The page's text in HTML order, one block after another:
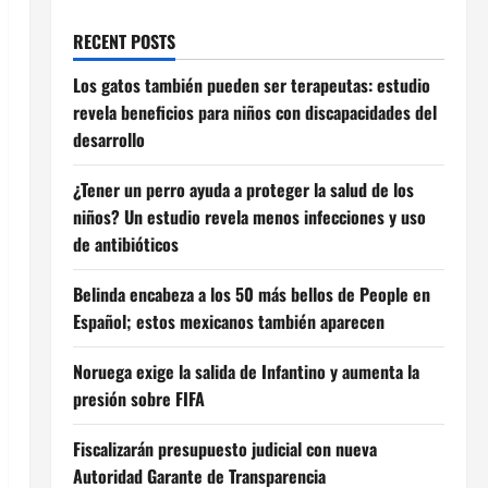
RECENT POSTS
Los gatos también pueden ser terapeutas: estudio
revela beneficios para niños con discapacidades del
desarrollo
¿Tener un perro ayuda a proteger la salud de los
niños? Un estudio revela menos infecciones y uso
de antibióticos
Belinda encabeza a los 50 más bellos de People en
Español; estos mexicanos también aparecen
Noruega exige la salida de Infantino y aumenta la
presión sobre FIFA
Fiscalizarán presupuesto judicial con nueva
Autoridad Garante de Transparencia